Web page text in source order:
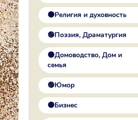
🟠Религия и духовность
🟢Поэзия, Драматургия
🟠Домоводство, Дом и
семья
🟢Юмор
🟠Бизнес